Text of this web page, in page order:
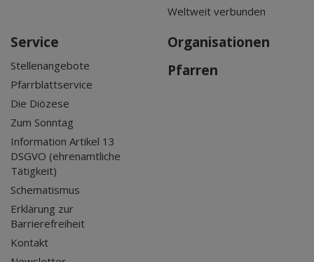
Weltweit verbunden
Service
Stellenangebote
Pfarrblattservice
Die Diözese
Zum Sonntag
Information Artikel 13
DSGVO (ehrenamtliche
Tätigkeit)
Schematismus
Erklärung zur
Barrierefreiheit
Kontakt
Organisationen
Pfarren